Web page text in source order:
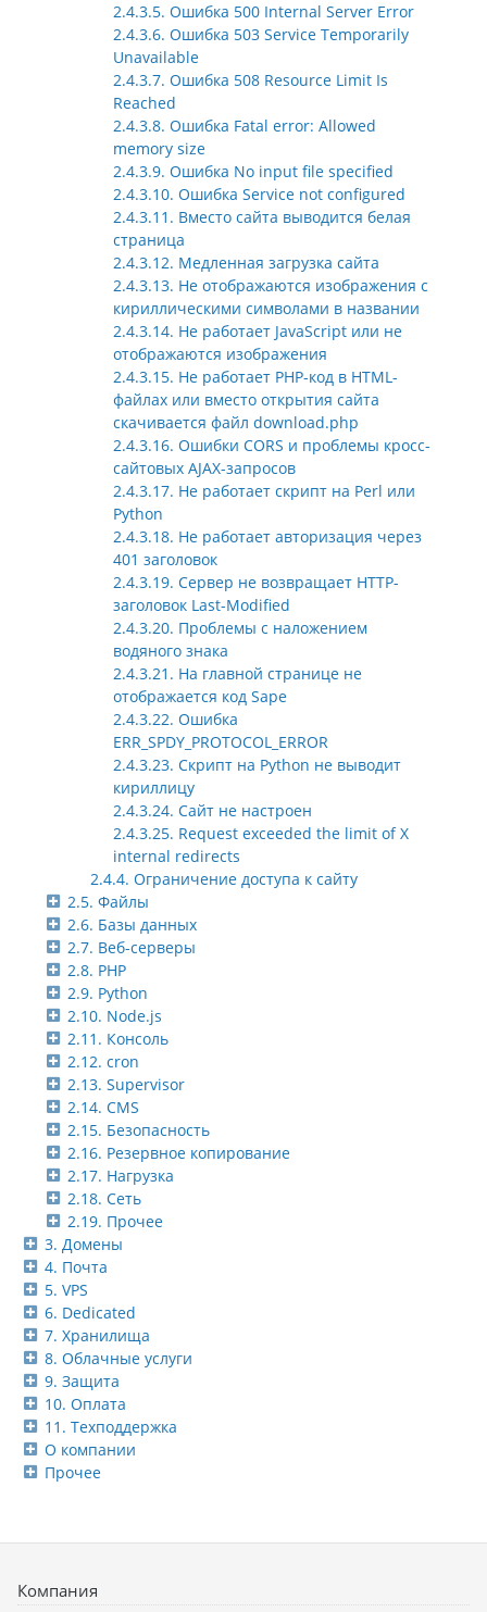
2.4.3.5. Ошибка 500 Internal Server Error
2.4.3.6. Ошибка 503 Service Temporarily
Unavailable
2.4.3.7. Ошибка 508 Resource Limit Is
Reached
2.4.3.8. Ошибка Fatal error: Allowed
memory size
2.4.3.9. Ошибка No input file specified
2.4.3.10. Ошибка Service not configured
2.4.3.11. Вместо сайта выводится белая
страница
2.4.3.12. Медленная загрузка сайта
2.4.3.13. Не отображаются изображения с
кириллическими символами в названии
2.4.3.14. Не работает JavaScript или не
отображаются изображения
2.4.3.15. Не работает PHP-код в HTML-
файлах или вместо открытия сайта
скачивается файл download.php
2.4.3.16. Ошибки CORS и проблемы кросс-
сайтовых AJAX-запросов
2.4.3.17. Не работает скрипт на Perl или
Python
2.4.3.18. Не работает авторизация через
401 заголовок
2.4.3.19. Сервер не возвращает HTTP-
заголовок Last-Modified
2.4.3.20. Проблемы с наложением
водяного знака
2.4.3.21. На главной странице не
отображается код Sape
2.4.3.22. Ошибка
ERR_SPDY_PROTOCOL_ERROR
2.4.3.23. Скрипт на Python не выводит
кириллицу
2.4.3.24. Сайт не настроен
2.4.3.25. Request exceeded the limit of X
internal redirects
2.4.4. Ограничение доступа к сайту
2.5. Файлы
2.6. Базы данных
2.7. Веб-серверы
2.8. PHP
2.9. Python
2.10. Node.js
2.11. Консоль
2.12. cron
2.13. Supervisor
2.14. CMS
2.15. Безопасность
2.16. Резервное копирование
2.17. Нагрузка
2.18. Сеть
2.19. Прочее
3. Домены
4. Почта
5. VPS
6. Dedicated
7. Хранилища
8. Облачные услуги
9. Защита
10. Оплата
11. Техподдержка
О компании
Прочее
Компания